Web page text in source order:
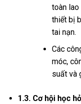
toàn
thiết bị
tai nạn.
Các
móc,
suất và
1.3. Cơ hội học